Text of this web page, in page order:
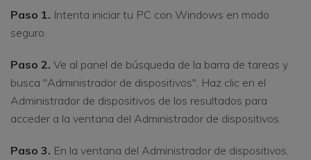
Paso 1. Intenta iniciar tu PC con Windows en modo
seguro.
Paso 2. Ve al panel de búsqueda de la barra de tareas y
busca "Administrador de dispositivos". Haz clic en el
Administrador de dispositivos de los resultados para
acceder a la ventana del Administrador de dispositivos.
Paso 3. En la ventana del Administrador de dispositivos,